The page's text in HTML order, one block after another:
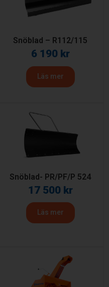
Snöblad – R112/115
6 190 kr
Läs mer
Snöblad- PR/PF/P 524
17 500 kr
Läs mer